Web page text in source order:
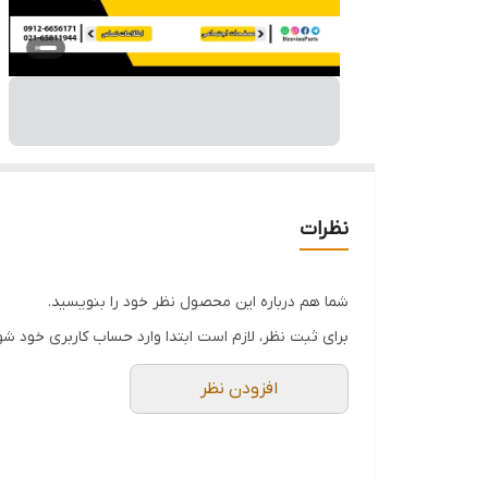
نظرات
شما هم درباره این محصول نظر خود را بنویسید.
برای ثبت نظر، لازم است ابتدا وارد حساب کاربری خود
افزودن نظر